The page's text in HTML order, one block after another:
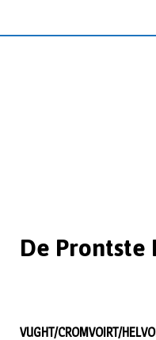
De Prontste
VUGHT/CROMVOIRT/